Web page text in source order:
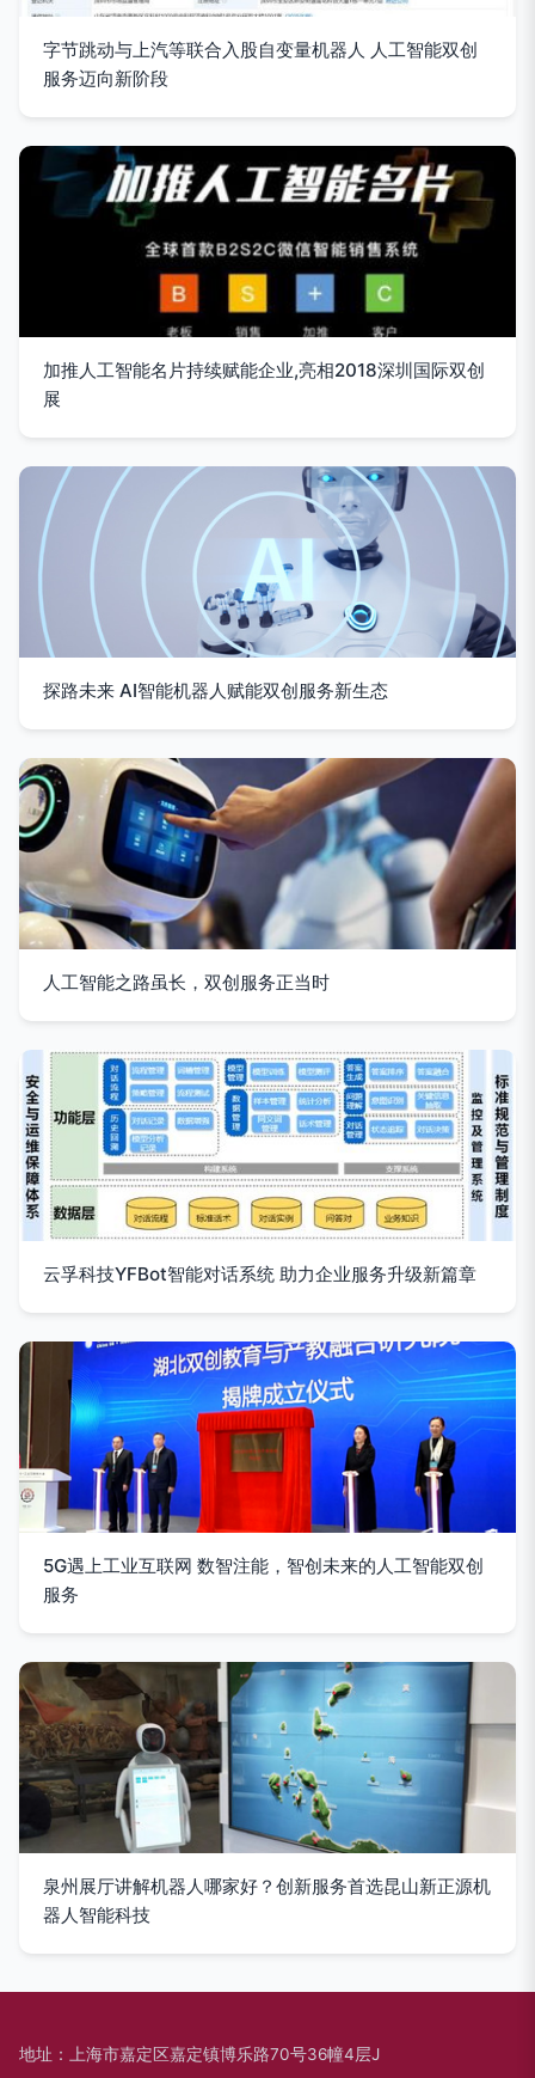
字节跳动与上汽等联合入股自变量机器人 人工智能双创
服务迈向新阶段
加推人工智能名片持续赋能企业,亮相2018深圳国际双创
展
探路未来 AI智能机器人赋能双创服务新生态
人工智能之路虽长，双创服务正当时
云孚科技YFBot智能对话系统 助力企业服务升级新篇章
5G遇上工业互联网 数智注能，智创未来的人工智能双创
服务
泉州展厅讲解机器人哪家好？创新服务首选昆山新正源机
器人智能科技
地址：上海市嘉定区嘉定镇博乐路70号36幢4层J